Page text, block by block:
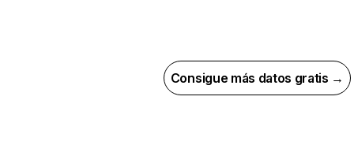
Consigue más datos gratis →